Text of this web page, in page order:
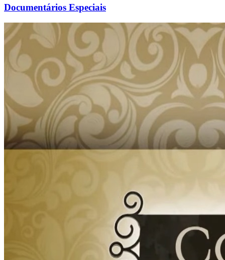
Documentários Especiais